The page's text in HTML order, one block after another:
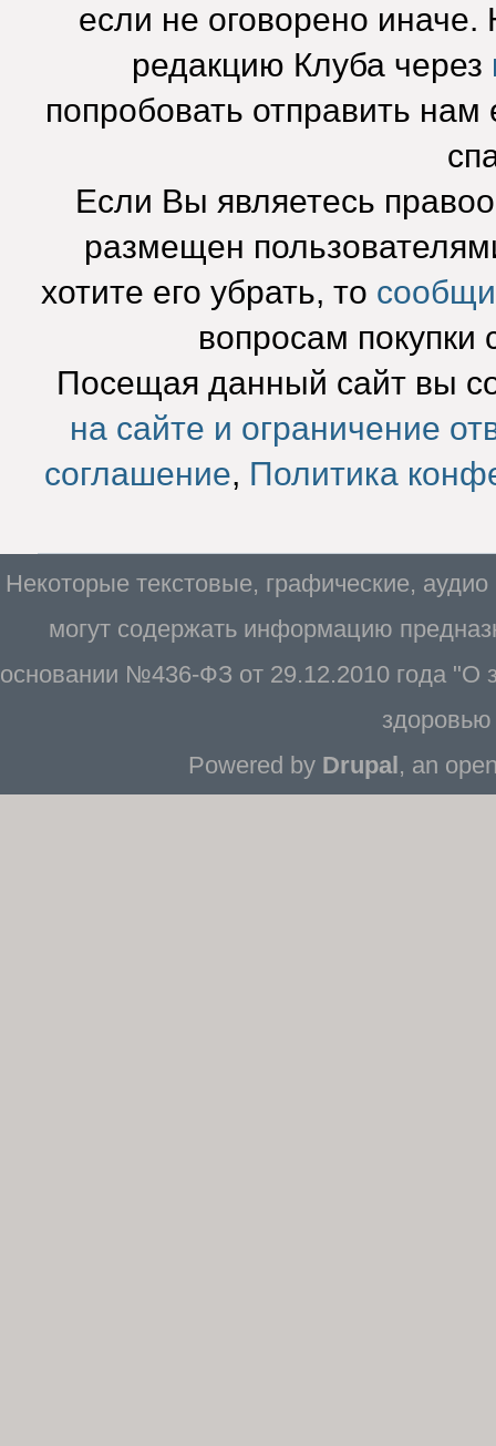
если не оговорено
редакцию Клуба через
попробовать отправить нам
Если Вы являетесь
размещен
хотите его убрать, то
вопросам покупки
Посещая данный сайт вы
на сайте и ограничение
соглашение, Политика
Некоторые текстовые, графические,
могут содержать информацию
основании №436-ФЗ от 29.12.2010 года "О
Powered by Drupal, an